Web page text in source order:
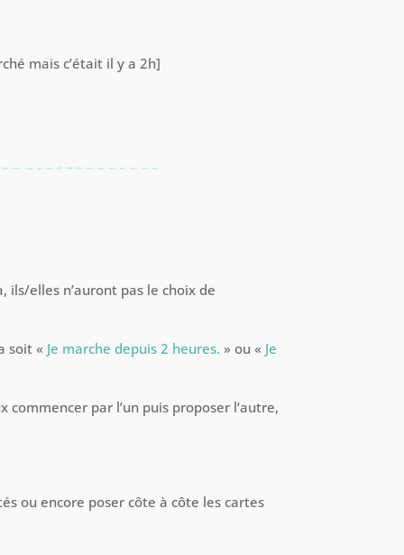
mais c’était il y a 2h]
elles n’auront pas le choix de
soit « Je marche depuis 2 heures. » ou « Je
par l’un puis proposer l’autre,
ou encore poser côte à côte les cartes